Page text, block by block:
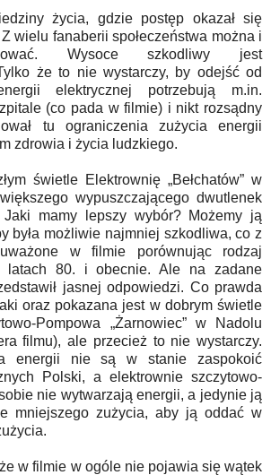
życia, gdzie postęp okazał się
wielu fanaberii społeczeństwa można i
Wysoce szkodliwy jest
że to nie wystarczy, by odejść od
elektrycznej potrzebują m.in.
(co pada w filmie) i nikt rozsądny
tu ograniczenia zużycia energii
zdrowia i życia ludzkiego.
świetle Elektrownię „Bełchatów” w
wypuszczającego dwutlenek
mamy lepszy wybór? Możemy ją
była możliwie najmniej szkodliwa, co z
w filmie porównując rodzaj
latach 80. i obecnie. Ale na zadane
jasnej odpowiedzi. Co prawda
oraz pokazana jest w dobrym świetle
Pompowa „Żarnowiec” w Nadolu
filmu), ale przecież to nie wystarczy.
energii nie są w stanie zaspokoić
Polski, a elektrownie szczytowo-
nie wytwarzają energii, a jedynie ją
mniejszego zużycia, aby ją oddać w
w filmie w ogóle nie pojawia się wątek